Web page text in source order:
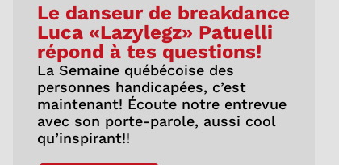
Le danseur de breakdance
Luca «Lazylegz» Patuelli
répond à tes questions!
La Semaine québécoise des
personnes handicapées, c’est
maintenant! Écoute notre entrevue
avec son porte-parole, aussi cool
qu’inspirant!!